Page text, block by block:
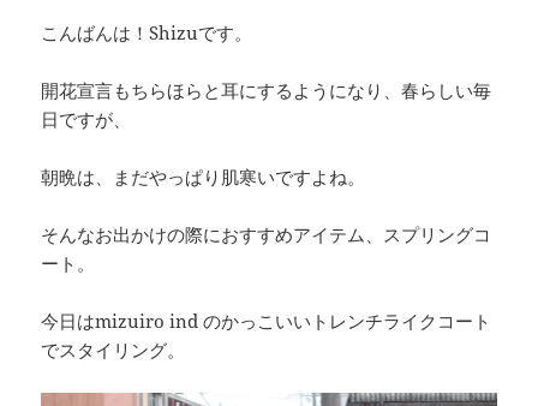
こんばんは！Shizuです。
開花宣言もちらほらと耳にするようになり、春らしい毎
日ですが、
朝晩は、まだやっぱり肌寒いですよね。
そんなお出かけの際におすすめアイテム、スプリングコ
ート。
今日はmizuiro ind のかっこいいトレンチライクコート
でスタイリング。